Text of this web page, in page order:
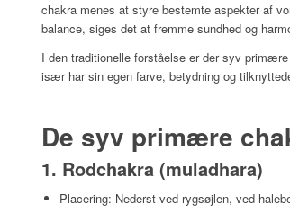
chakra menes at styre bestemte aspekter af
balance, siges det at fremme sundhed og
I den traditionelle forståelse er der syv
især har sin egen farve, betydning og
De syv primære
1. Rodchakra (muladhara)
Placering: Nederst ved rygsøjlen, ved